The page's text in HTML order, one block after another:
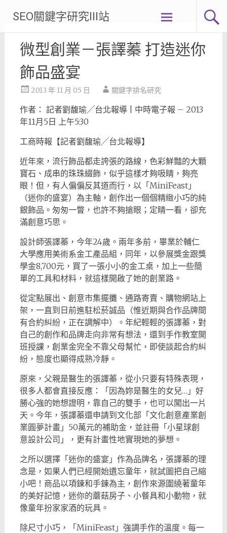
content
SEO關鍵字研究III站
微型創業－張譯蓁 打造迷你
飾品盛宴
2013 年 11 月 05 日 關鍵字排名研究
作者： 記者劉馥瑜╱台北報導 | 中時電子報 – 2013
年11月5日 上午5:30
工商時報【記者劉馥瑜╱台北報導】
近年來，流行飾品都走誇張的路線，色彩鮮豔的大顆
寶石、成串的珠珠綴飾，似乎這樣才夠吸睛，夠亮
眼！但，有人偏偏反其道而行，以「MiniFeast」
（迷你的盛宴）為主軸，創作出一個個精緻小巧的純
銀飾品。匆匆一瞥，也許不夠搶眼；定睛一看，卻充
滿創意巧思。
設計師張譯蓁，今年24歲。兩年多前，畢業於輔仁
大學應用美術系金工產品組，同年，以參展獎金跟獎
學金8,700元，買了一張小小的金工桌，加上一些簡
單的工具和材料，就這樣開啟了她的創業路。
從定點展出、創意市集擺攤、通路寄賣、購物網站上
架，一直到日前進駐松菸誠品（惟近期與合作品牌間
有合約糾紛，正在調解中）。年紀輕輕的張譯蓁，對
自己的創作和品牌走向非常有想法，還到手作教室開
班授課，創業金完全不靠父母幫忙，即使談起合約糾
紛，態度也顯得成熟冷靜。
原來，父親是醫生的張譯蓁，從小只要有特殊表現，
很多人都會直接反應：「因為妳是醫生的女兒…」好
勝心強的她想證明，靠自己的雙手，也可以闖出一片
天。今年，張譯蓁還申請到文化部「文化創意產業創
業圓夢計畫」50萬元的補助金，並註冊「小星球創
意設計公司」，更有計畫性地實現她的夢想。
之所以選擇「迷你的盛宴」作為品牌名，張譯蓁的理
念是，如果人們已經開始遺忘童年，就試圖把自己縮
小吧！商品以項鍊和手鍊為主，創作來源圍繞著童年
的美好記憶，迷你的蘑菇房子、小餐具和小動物，就
像童年扮家家酒的玩具。
除尺寸小巧，「MiniFeast」強調手作的溫度。每一